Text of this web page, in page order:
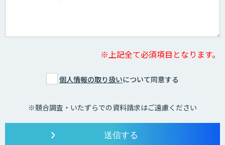
※上記全て必須項目となります。
個人情報の取り扱いについて同意する
※競合調査・いたずらでの資料請求はご遠慮ください